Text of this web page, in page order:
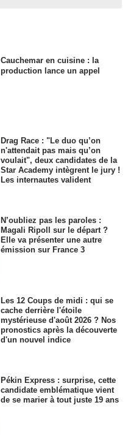
Cauchemar en cuisine : la
production lance un appel
Drag Race : "Le duo qu’on
n'attendait pas mais qu’on
voulait", deux candidates de la
Star Academy intègrent le jury !
Les internautes valident
N’oubliez pas les paroles :
Magali Ripoll sur le départ ?
Elle va présenter une autre
émission sur France 3
Les 12 Coups de midi : qui se
cache derrière l'étoile
mystérieuse d'août 2026 ? Nos
pronostics après la découverte
d'un nouvel indice
Pékin Express : surprise, cette
candidate emblématique vient
de se marier à tout juste 19 ans